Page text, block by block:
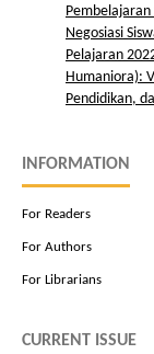
Pembelajaran
Negosiasi
Pelajaran
Humaniora):
Pendidikan,
INFORMATION
For Readers
For Authors
For Librarians
CURRENT ISSUE